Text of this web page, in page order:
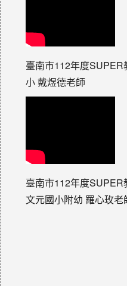
臺南市112年度
小 戴煜德老師
臺南市112年度
文元國小附幼 羅心玫老